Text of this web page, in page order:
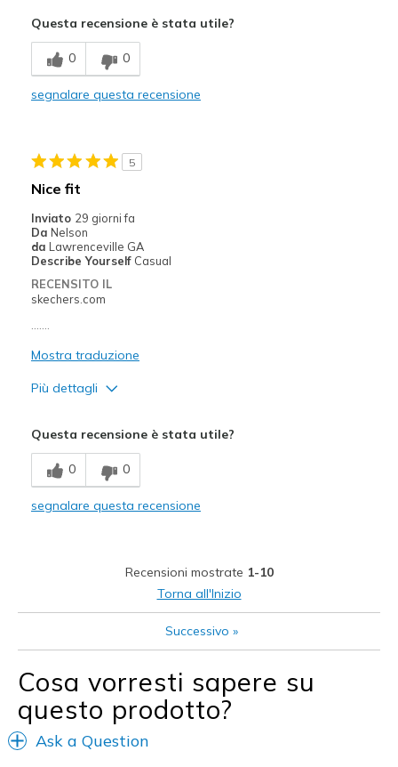
Breathe Well
Comfortable
Migliori Utilizzi:
Width
Feels true to width
Sizing
Feels true to size
View On Shoes
Questa recensione è stata utile?
0 0
segnalare questa recensione
5
Nice fit
Inviato 29 giorni fa
Da Nelson
da Lawrenceville GA
Describe Yourself Casual
RECENSITO IL
skechers.com
.......
Mostra traduzione
Più dettagli
Comfortable
Questa recensione è stata utile?
0 0
segnalare questa recensione
Recensioni mostrate 1-10
Torna all'Inizio
Successivo »
Cosa vorresti sapere su
questo prodotto?
Ask a Question